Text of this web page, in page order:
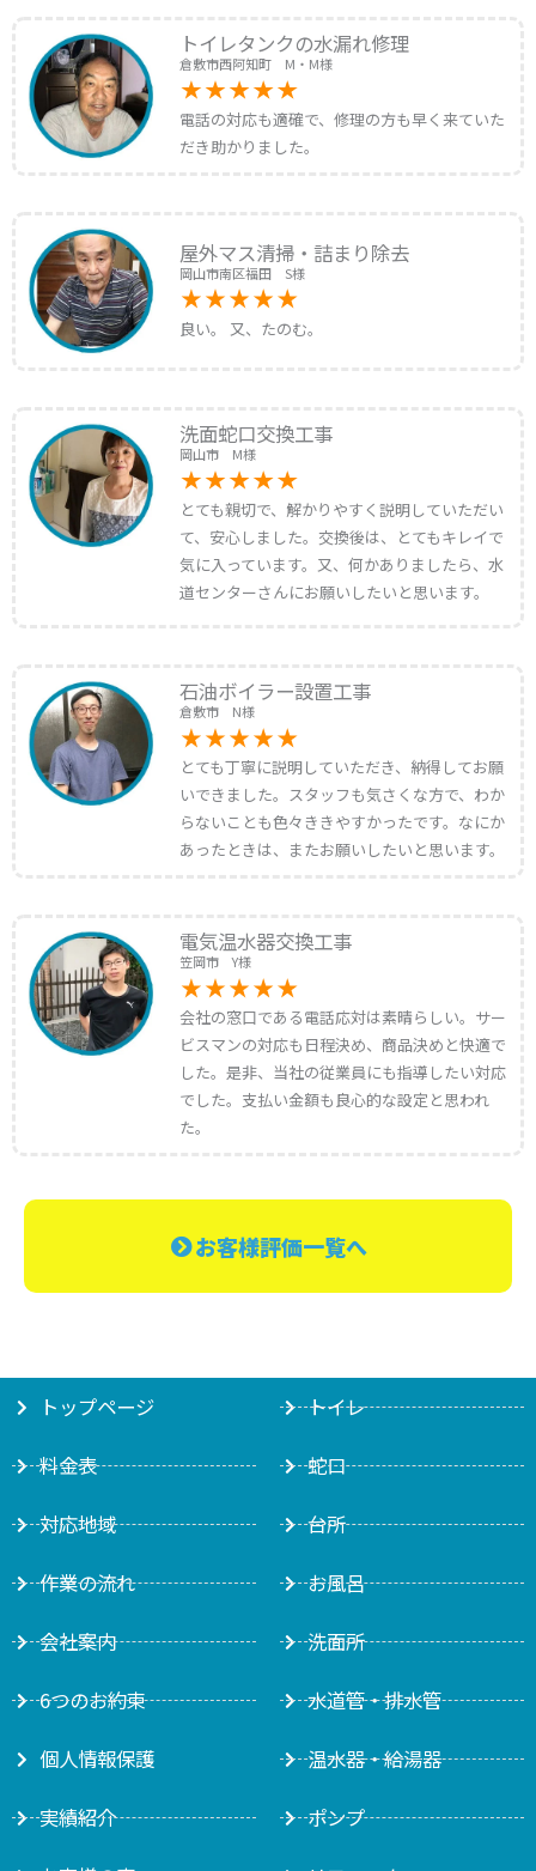
トイレタンクの水漏れ修理
倉敷市西阿知町 M・M様
電話の対応も適確で、修理の方も早く来ていた
だき助かりました。
屋外マス清掃・詰まり除去
岡山市南区福田 S様
良い。 又、たのむ。
洗面蛇口交換工事
岡山市 M様
とても親切で、解かりやすく説明していただい
て、安心しました。交換後は、とてもキレイで
気に入っています。又、何かありましたら、水
道センターさんにお願いしたいと思います。
石油ボイラー設置工事
倉敷市 N様
とても丁寧に説明していただき、納得してお願
いできました。スタッフも気さくな方で、わか
らないことも色々ききやすかったです。なにか
あったときは、またお願いしたいと思います。
電気温水器交換工事
笠岡市 Y様
会社の窓口である電話応対は素晴らしい。サー
ビスマンの対応も日程決め、商品決めと快適で
した。是非、当社の従業員にも指導したい対応
でした。支払い金額も良心的な設定と思われ
た。
お客様評価一覧へ
トップページ
料金表
対応地域
作業の流れ
会社案内
6つのお約束
個人情報保護
実績紹介
トイレ
蛇口
台所
お風呂
洗面所
水道管・排水管
温水器・給湯器
ポンプ